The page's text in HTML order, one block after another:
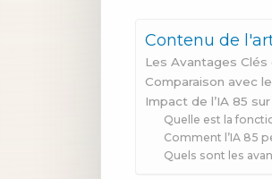
Contenu de
Les Avantages Clés
Comparaison avec
Impact de l’IA 85
Quelle est la
Comment l’IA 85
Quels sont les